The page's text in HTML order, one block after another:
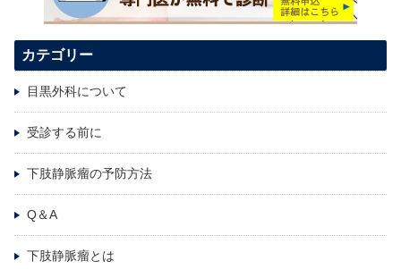
カテゴリー
目黒外科について
受診する前に
下肢静脈瘤の予防方法
Q＆A
下肢静脈瘤とは